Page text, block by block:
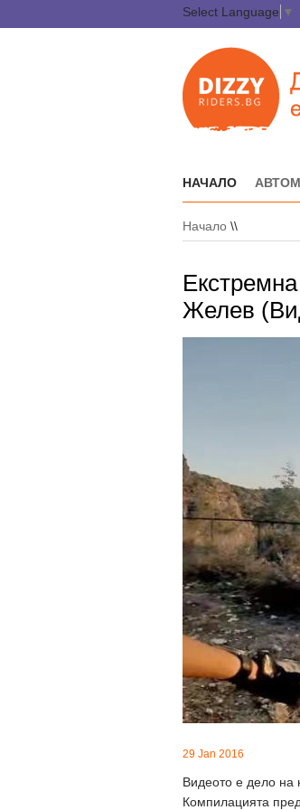
Select Language ▼
НАЧАЛО
Начало \\
Желев
29 Jan 2016
Видеото е дело на
Компилацията